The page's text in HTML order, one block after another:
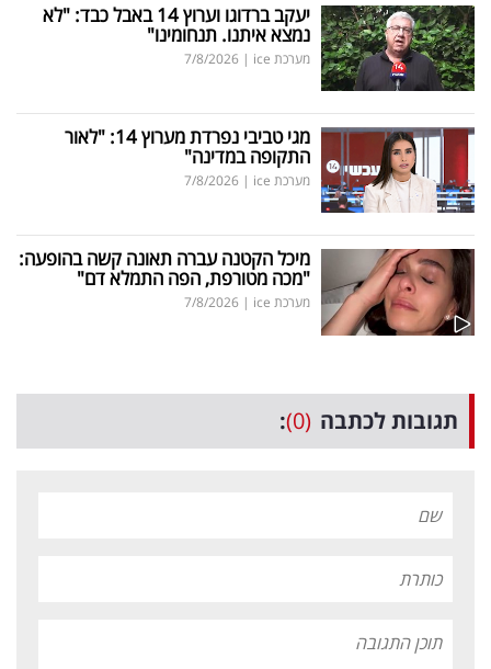
יעקב ברדוגו וערוץ 14 באבל כבד: "לא
נמצא איתנו. תנחומינו"
מערכת ice |
7/8/2026
מגי טביבי נפרדת מערוץ 14: "לאור
התקופה במדינה"
מערכת ice |
7/8/2026
מיכל הקטנה עברה תאונה קשה בהופעה:
"מכה מטורפת, הפה התמלא דם"
מערכת ice |
7/8/2026
תגובות לכתבה (0)
: